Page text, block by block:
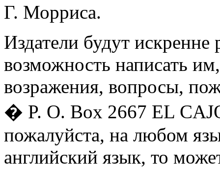
Г. Морриса.
Издатели будут
возможность написать
возражения, вопросы,
� P. O. Box 2667 EL
пожалуйста, на любом
английский язык, то